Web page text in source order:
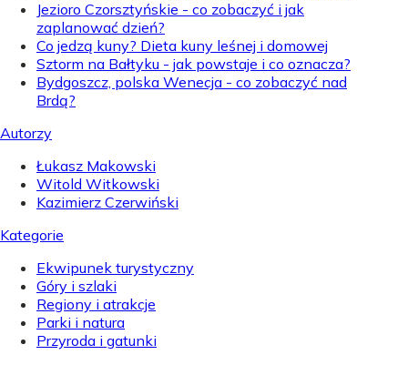
Jezioro Czorsztyńskie - co zobaczyć i jak
zaplanować dzień?
Co jedzą kuny? Dieta kuny leśnej i domowej
Sztorm na Bałtyku - jak powstaje i co oznacza?
Bydgoszcz, polska Wenecja - co zobaczyć nad
Brdą?
Autorzy
Łukasz Makowski
Witold Witkowski
Kazimierz Czerwiński
Kategorie
Ekwipunek turystyczny
Góry i szlaki
Regiony i atrakcje
Parki i natura
Przyroda i gatunki